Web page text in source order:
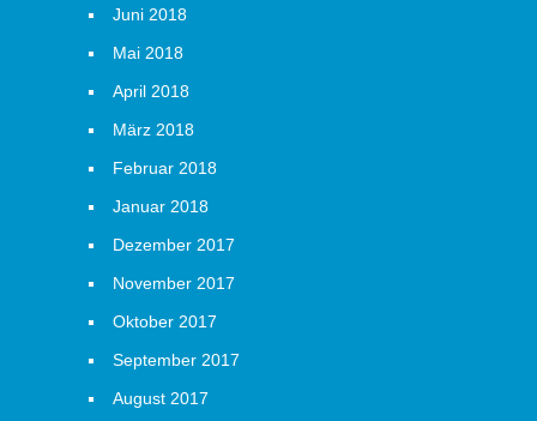
Juni 2018
Mai 2018
April 2018
März 2018
Februar 2018
Januar 2018
Dezember 2017
November 2017
Oktober 2017
September 2017
August 2017